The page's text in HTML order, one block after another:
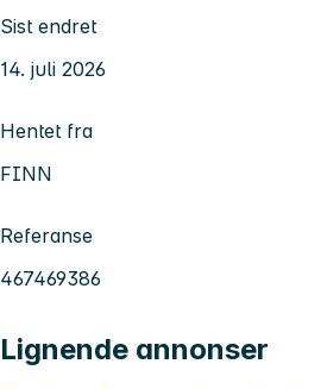
Sist endret
14. juli 2026
Hentet fra
FINN
Referanse
467469386
Lignende annonser